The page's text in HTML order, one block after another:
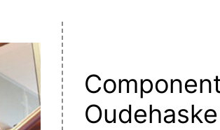
Oudehaske